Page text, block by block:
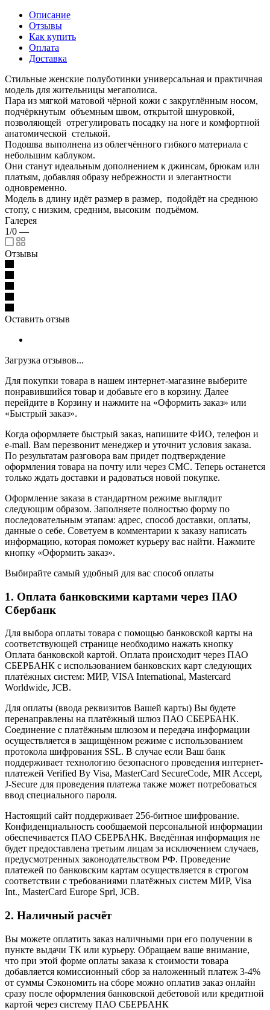
Описание
Отзывы
Как купить
Оплата
Доставка
Стильные женские полуботинки универсальная и практичная
модель для жительницы мегаполиса.
Пара из мягкой матовой чёрной кожи с закруглённым носом,
подчёркнутым объемным швом, открытой шнуровкой,
позволяющей отрегулировать посадку на ноге и комфортной
анатомической стелькой.
Подошва выполнена из облегчённого гибкого материала с
небольшим каблуком.
Они станут идеальным дополнением к джинсам, брюкам или
платьям, добавляя образу небрежности и элегантности
одновременно.
Модель в длину идёт размер в размер, подойдёт на среднюю
стопу, с низким, средним, высоким подъёмом.
Галерея
1/0 —
Отзывы
Оставить отзыв
Загрузка отзывов...
Для покупки товара в нашем интернет-магазине выберите
понравившийся товар и добавьте его в корзину. Далее
перейдите в Корзину и нажмите на «Оформить заказ» или
«Быстрый заказ».
Когда оформляете быстрый заказ, напишите ФИО, телефон и
e-mail. Вам перезвонит менеджер и уточнит условия заказа.
По результатам разговора вам придет подтверждение
оформления товара на почту или через СМС. Теперь останется
только ждать доставки и радоваться новой покупке.
Оформление заказа в стандартном режиме выглядит
следующим образом. Заполняете полностью форму по
последовательным этапам: адрес, способ доставки, оплаты,
данные о себе. Советуем в комментарии к заказу написать
информацию, которая поможет курьеру вас найти. Нажмите
кнопку «Оформить заказ».
Выбирайте самый удобный для вас способ оплаты
1. Оплата банковскими картами через ПАО
Сбербанк
Для выбора оплаты товара с помощью банковской карты на
соответствующей странице необходимо нажать кнопку
Оплата банковской картой. Оплата происходит через ПАО
СБЕРБАНК с использованием банковских карт следующих
платёжных систем: МИР, VISA International, Mastercard
Worldwide, JCB.
Для оплаты (ввода реквизитов Вашей карты) Вы будете
перенаправлены на платёжный шлюз ПАО СБЕРБАНК.
Соединение с платёжным шлюзом и передача информации
осуществляется в защищённом режиме с использованием
протокола шифрования SSL. В случае если Ваш банк
поддерживает технологию безопасного проведения интернет-
платежей Verified By Visa, MasterCard SecureCode, MIR Accept,
J-Secure для проведения платежа также может потребоваться
ввод специального пароля.
Настоящий сайт поддерживает 256-битное шифрование.
Конфиденциальность сообщаемой персональной информации
обеспечивается ПАО СБЕРБАНК. Введённая информация не
будет предоставлена третьим лицам за исключением случаев,
предусмотренных законодательством РФ. Проведение
платежей по банковским картам осуществляется в строгом
соответствии с требованиями платёжных систем МИР, Visa
Int., MasterCard Europe Sprl, JCB.
2. Наличный расчёт
Вы можете оплатить заказ наличными при его получении в
пункте выдачи ТК или курьеру. Обращаем ваше внимание,
что при этой форме оплаты заказа к стоимости товара
добавляется комиссионный сбор за наложенный платеж 3-4%
от суммы Сэкономить на сборе можно оплатив заказ онлайн
сразу после оформления банковской дебетовой или кредитной
картой через систему ПАО СБЕРБАНК